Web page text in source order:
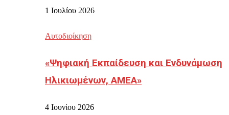
1 Ιουλίου 2026
Αυτοδιοίκηση
«Ψηφιακή Εκπαίδευση και Ενδυνάμωση
Ηλικιωμένων, ΑΜΕΑ»
4 Ιουνίου 2026